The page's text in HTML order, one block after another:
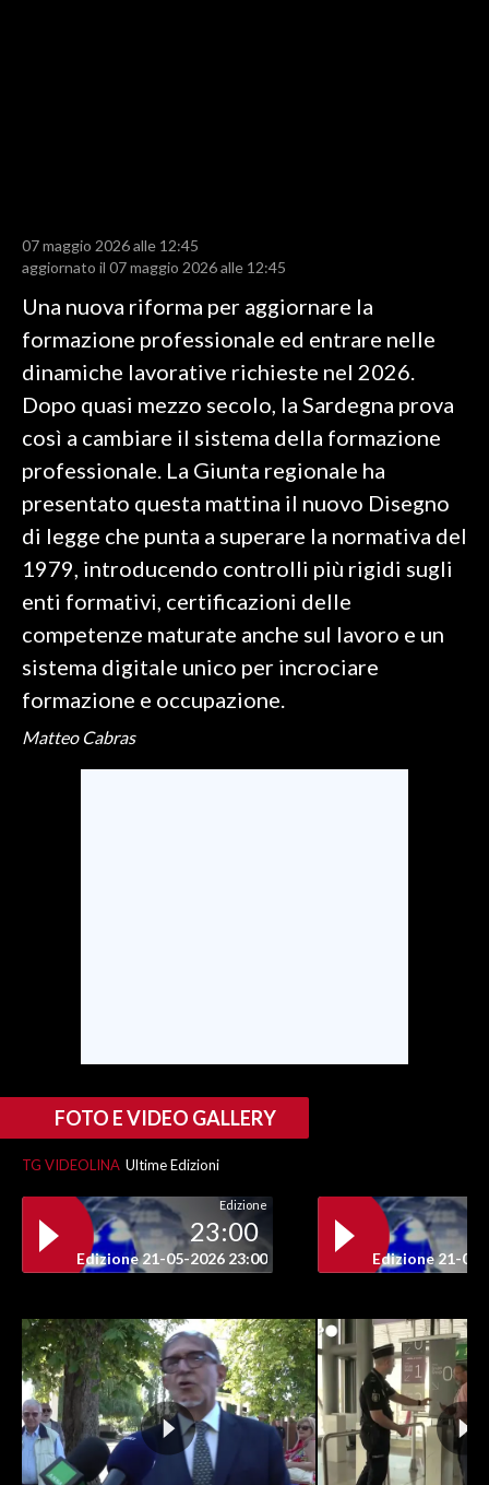
CALCIO REGIONALE
BASKET
VOLLEY
MOTORI
TENNIS
ALTRI SPORT
CULTURA
SPETTACOLI
SALUTE
SARDEGNA TURISMO
SARDI NEL MONDO
ANNUNCI
NECROLOGI
PUBBLICITÀ
STORE
07 maggio 2026 alle 12:45
aggiornato il 07 maggio 2026 alle 12:45
Una nuova riforma per aggiornare la
formazione professionale ed entrare nelle
dinamiche lavorative richieste nel 2026.
Dopo quasi mezzo secolo, la Sardegna prova
così a cambiare il sistema della formazione
professionale. La Giunta regionale ha
presentato questa mattina il nuovo Disegno
di legge che punta a superare la normativa del
1979, introducendo controlli più rigidi sugli
enti formativi, certificazioni delle
competenze maturate anche sul lavoro e un
sistema digitale unico per incrociare
formazione e occupazione.
Matteo Cabras
FOTO E VIDEO GALLERY
TG VIDEOLINA Ultime Edizioni
Edizione
23:00
Edizione 21-05-2026 23:00 Edizione 21-05-